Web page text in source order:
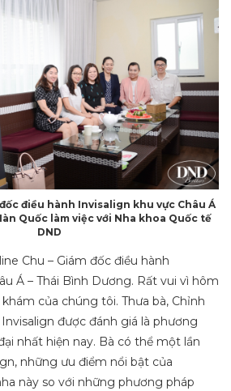
điều hành Invisalign khu vực Châu Á
Quốc làm việc với Nha khoa Quốc tế
DND
Chu – Giám đốc điều hành
Á – Thái Bình Dương. Rất vui vì hôm
của chúng tôi. Thưa bà, Chỉnh
được đánh giá là phương
nhất hiện nay. Bà có thể một lần
những ưu điểm nổi bật của
này so với những phương pháp